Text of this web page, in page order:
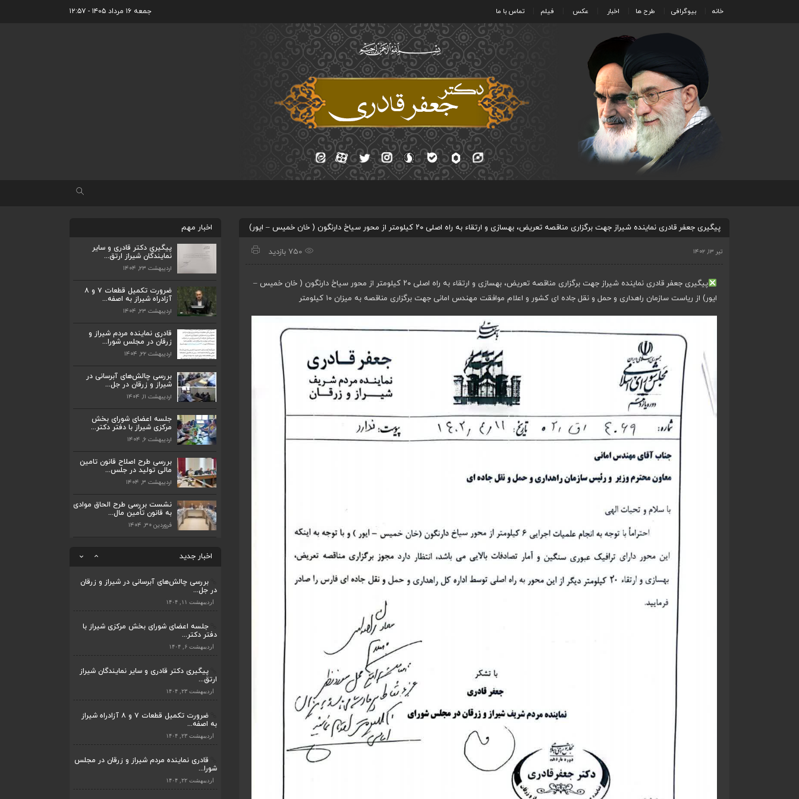
خانه بیوگرافی طرح ها اخبار عکس فیلم تماس با ما جمعه ۱۶ مرداد ۱۴۰۵ - ۱۲:۵۷
پیگیری جعفر قادری نماینده شیراز جهت برگزاری مناقصه تعریض، بهسازی و ارتقاء به راه اصلی ۲۰ کیلومتر از محور سیاخ دارنگون ( خان خمیس – ایور)
تیر ۱۳, ۱۴۰۲ 750 بازدید
پیگیری جعفر قادری نماینده شیراز جهت برگزاری مناقصه تعریض، بهسازی و ارتقاء به راه اصلی ۲۰ کیلومتر از محور سیاخ دارنگون ( خان خمیس –
ایور) از ریاست سازمان راهداری و حمل و نقل جاده ای کشور و اعلام موافقت مهندس امانی جهت برگزاری مناقصه به میزان ۱۰ کیلومتر
اخبار مهم
پیگیری دکتر قادری و سایر
نمایندگان شیراز ارتق...
اردیبهشت ۲۳, ۱۴۰۴
ضرورت تکمیل قطعات ۷ و ۸
آزادراه شیراز به اصفه...
اردیبهشت ۲۳, ۱۴۰۴
قادری نماینده مردم شیراز و
زرقان در مجلس شورا...
اردیبهشت ۲۲, ۱۴۰۴
بررسی چالش‌های آبرسانی در
شیراز و زرقان در جل...
اردیبهشت ۱۱, ۱۴۰۴
جلسه اعضای شورای بخش
مرکزی شیراز با دفتر دکتر...
اردیبهشت ۶, ۱۴۰۴
بررسی طرح اصلاح قانون تامین
مالی تولید در جلس...
اردیبهشت ۳, ۱۴۰۴
نشست بررسی طرح الحاق موادی
به قانون تأمین مال...
فروردین ۳۰, ۱۴۰۴
اخبار جدید
به اصفه...
اردیبهشت ۲۳, ۱۴۰۴
قادری نماینده مردم شیراز و زرقان در مجلس
اردیبهشت ۲۲, ۱۴۰۴
بررسی چالش‌های آبرسانی در شیراز و زرقان
اردیبهشت ۱۱, ۱۴۰۴
جلسه اعضای شورای بخش مرکزی شیراز با
اردیبهشت ۶, ۱۴۰۴
پیگیری دکتر قادری و سایر نمایندگان شیراز
ارتق...
اردیبهشت ۲۳, ۱۴۰۴
به اصفه...
اردیبهشت ۲۳, ۱۴۰۴
شورا...
اردیبهشت ۲۲, ۱۴۰۴
اردیبهشت ۱۱, ۱۴۰۴
جلسه اعضای شورای بخش مرکزی شیراز با
دفتر دکتر...
اردیبهشت ۶, ۱۴۰۴
پیگیری دکتر قادری و سایر نمایندگان شیراز
ارتق...
اردیبهشت ۲۳, ۱۴۰۴
ضرورت تکمیل قطعات ۷ و ۸ آزادراه شیراز
به اصفه...
اردیبهشت ۲۳, ۱۴۰۴
قادری نماینده مردم شیراز و زرقان در مجلس
شورا...
اردیبهشت ۲۲, ۱۴۰۴
بررسی چالش‌های آبرسانی در شیراز و زرقان
در جل...
اردیبهشت ۱۱, ۱۴۰۴
ضرورت تکمیل قطعات ۷ و ۸ آزادراه شیراز
به اصفه...
اردیبهشت ۲۳, ۱۴۰۴
شورا...
بررسی چالش‌های آبرسانی در شیراز و زرقان
در جل...
جلسه اعضای شورای بخش مرکزی شیراز با
دفتر دکتر...
پیگیری دکتر قادری و سایر نمایندگان شیراز
ارتق...
به اصفه...
قادری نماینده مردم شیراز و زرقان در مجلس
شورا...